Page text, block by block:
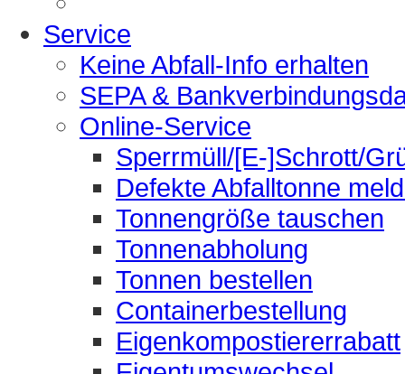
Service
Keine Abfall-Info erhalten
SEPA &
Online-Service
Sperrmüll/[E-]Schrott/
Defekte Abfalltonne
Tonnengröße tauschen
Tonnenabholung
Tonnen bestellen
Containerbestellung
Eigenkompostiererrabatt